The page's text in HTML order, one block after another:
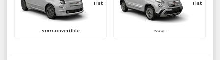
Fiat
500 Convertible
Fiat
500L